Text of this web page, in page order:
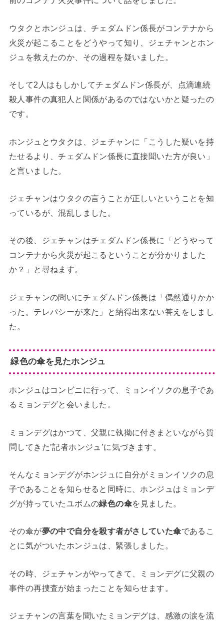
ウタクとホンジュは、チェダムドン係長がコンテナから
火災が起こることをどうやって知り、ジェチャンとホン
ジュを救えたのか、その過程を疑いました。
そして2人はもしかしてチェダムドン係長が、点滴連続
殺人事件の真犯人と関係があるのではないかと疑ったの
です。
ホンジュとウタクは、ジェチャンに「こうした疑いを持
たせるより、チェダムドン係長に直接聞いた方が良い」
と言いました。
ジェチャンはウタクの言うことが正しいということを知
っているが、混乱しました。
その後、ジェチャンはチェダムドン係長に「どうやって
コンテナから火災が起こるということが分かりました
か？」と尋ねます。
ジェチャンの問いにチェダムドン係長は「偶然通りかか
った。テレパシーが来た」と納得出来ない答えをしまし
た。
緑色の傘を見たホンジュ
ホンジュはコンビニに行って、ミョンイソクの息子であ
るミョンデグと会いました。
ミョンデグはかつて、父親に執拗に付きまといながら質
問してきた’記者ホンジュ’に気づきます。
そんなミョンデグがホンジュに自分がミョンイソクの息
子であることを知らせると同時に、ホンジュはミョンデ
グが持っていたユボムの緑色の傘を見ました。
その傘が夢の中で自分を殺す者がさしていた傘であるこ
とに気がついたホンジュは、緊張しました。
その時、ジェチャンがやってきて、ミョンデグに父親の
事件の再捜査が始まったことを知らせます。
ジェチャンの言葉を聞いたミョンデグは、感激の涙を流